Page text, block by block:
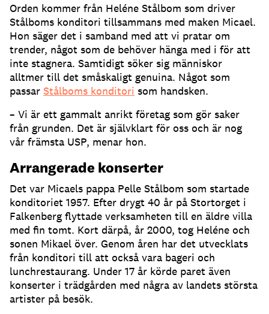
Orden kommer från Heléne Stålbom som driver
Stålboms konditori tillsammans med maken Micael.
Hon säger det i samband med att vi pratar om
trender, något som de behöver hänga med i för att
inte stagnera. Samtidigt söker sig människor
alltmer till det småskaligt genuina. Något som
passar Stålboms konditori som handsken.
– Vi är ett gammalt anrikt företag som gör saker
från grunden. Det är självklart för oss och är nog
vår främsta USP, menar hon.
Arrangerade konserter
Det var Micaels pappa Pelle Stålbom som startade
konditoriet 1957. Efter drygt 40 år på Stortorget i
Falkenberg flyttade verksamheten till en äldre villa
med fin tomt. Kort därpå, år 2000, tog Heléne och
sonen Mikael över. Genom åren har det utvecklats
från konditori till att också vara bageri och
lunchrestaurang. Under 17 år körde paret även
konserter i trädgården med några av landets största
artister på besök.